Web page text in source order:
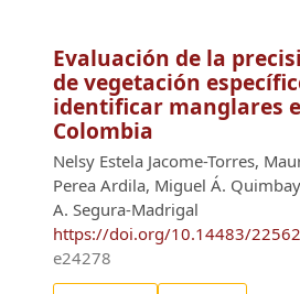
Evaluación de la
de vegetación
identificar manglares
Colombia
Nelsy Estela Jacome-Torres,
Perea Ardila, Miguel Á.
A. Segura-Madrigal
https://doi.org/10.14483/
e24278